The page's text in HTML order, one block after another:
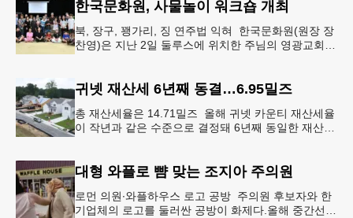
한국문화원, 사물놀이 워크숍 개최
북, 장구, 꽹가리, 징 연주법 익혀 한국문화원(원장 장
찬영)은 지난 2일 둘루스에 위치한 주님의 영광교회에
귀넷 재산세 6년째 동결…6.95밀즈
총 재산세율은 14.71밀즈 올해 귀넷 카운티 재산세율
이 작년과 같은 수준으로 결정돼 6년째 동일한 재산세
대형 와플로 뺨 맞는 조지아 주의원
로먼 의원∙와플하우스 로고 공방 주의원 후보자와 한
기업체의 로고를 둘러싼 공방이 화제다.올해 중간선거